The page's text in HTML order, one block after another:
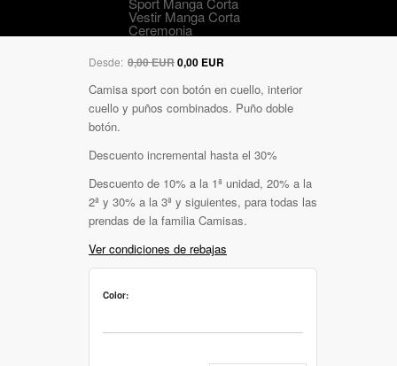
Vestir Manga Corta
Ceremonia
Desde: 0,00 EUR0,00 EUR
Camisa sport con botón en cuello, interior
cuello y puños combinados. Puño doble
botón.
Descuento incremental hasta el 30%
Descuento de 10% a la 1ª unidad, 20% a la
2ª y 30% a la 3ª y siguientes, para todas las
prendas de la familia Camisas.
Ver condiciones de rebajas
Color: